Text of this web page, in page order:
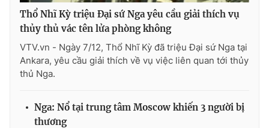
Tư vấn
Chuyên mục khác
Emagazine Podcast
Video
Thổ Nhĩ Kỳ triệu Đại sứ Nga yêu cầu giải thích vụ
thủy thủ vác tên lửa phòng không
VTV.vn - Ngày 7/12, Thổ Nhĩ Kỳ đã triệu Đại sứ Nga tại
Ankara, yêu cầu giải thích về vụ việc liên quan tới thủy
thủ Nga.
Nga: Nổ tại trung tâm Moscow khiến 3 người bị
thương